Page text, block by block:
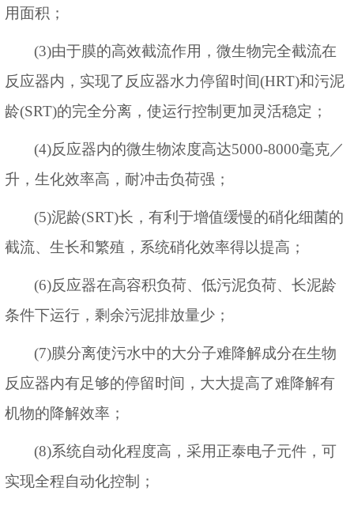
用面积；
(3)由于膜的高效截流作用，微生物完全截流在
反应器内，实现了反应器水力停留时间(HRT)和污泥
龄(SRT)的完全分离，使运行控制更加灵活稳定；
(4)反应器内的微生物浓度高达5000-8000毫克／
升，生化效率高，耐冲击负荷强；
(5)泥龄(SRT)长，有利于增值缓慢的硝化细菌的
截流、生长和繁殖，系统硝化效率得以提高；
(6)反应器在高容积负荷、低污泥负荷、长泥龄
条件下运行，剩余污泥排放量少；
(7)膜分离使污水中的大分子难降解成分在生物
反应器内有足够的停留时间，大大提高了难降解有
机物的降解效率；
(8)系统自动化程度高，采用正泰电子元件，可
实现全程自动化控制；